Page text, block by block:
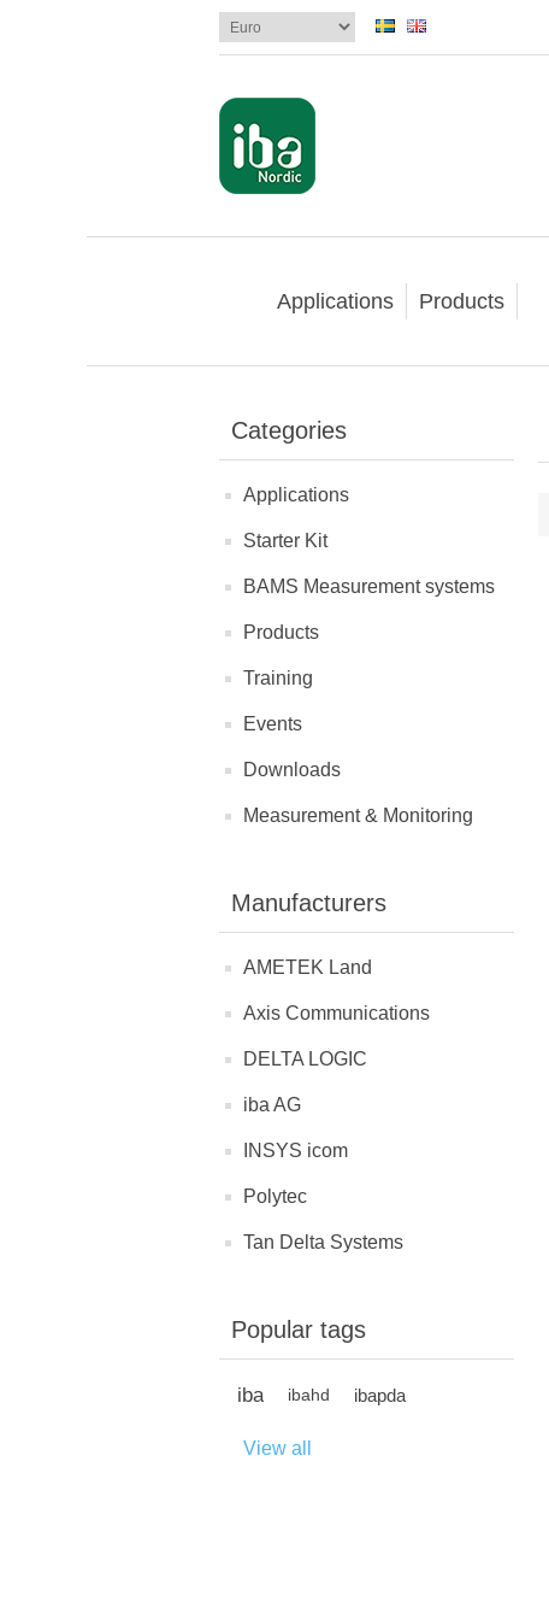
Applications Products
Categories
Applications
Starter Kit
BAMS Measurement systems
Products
Training
Events
Downloads
Measurement & Monitoring
Manufacturers
AMETEK Land
Axis Communications
DELTA LOGIC
iba AG
INSYS icom
Polytec
Tan Delta Systems
Popular tags
iba ibahd ibapda
View all